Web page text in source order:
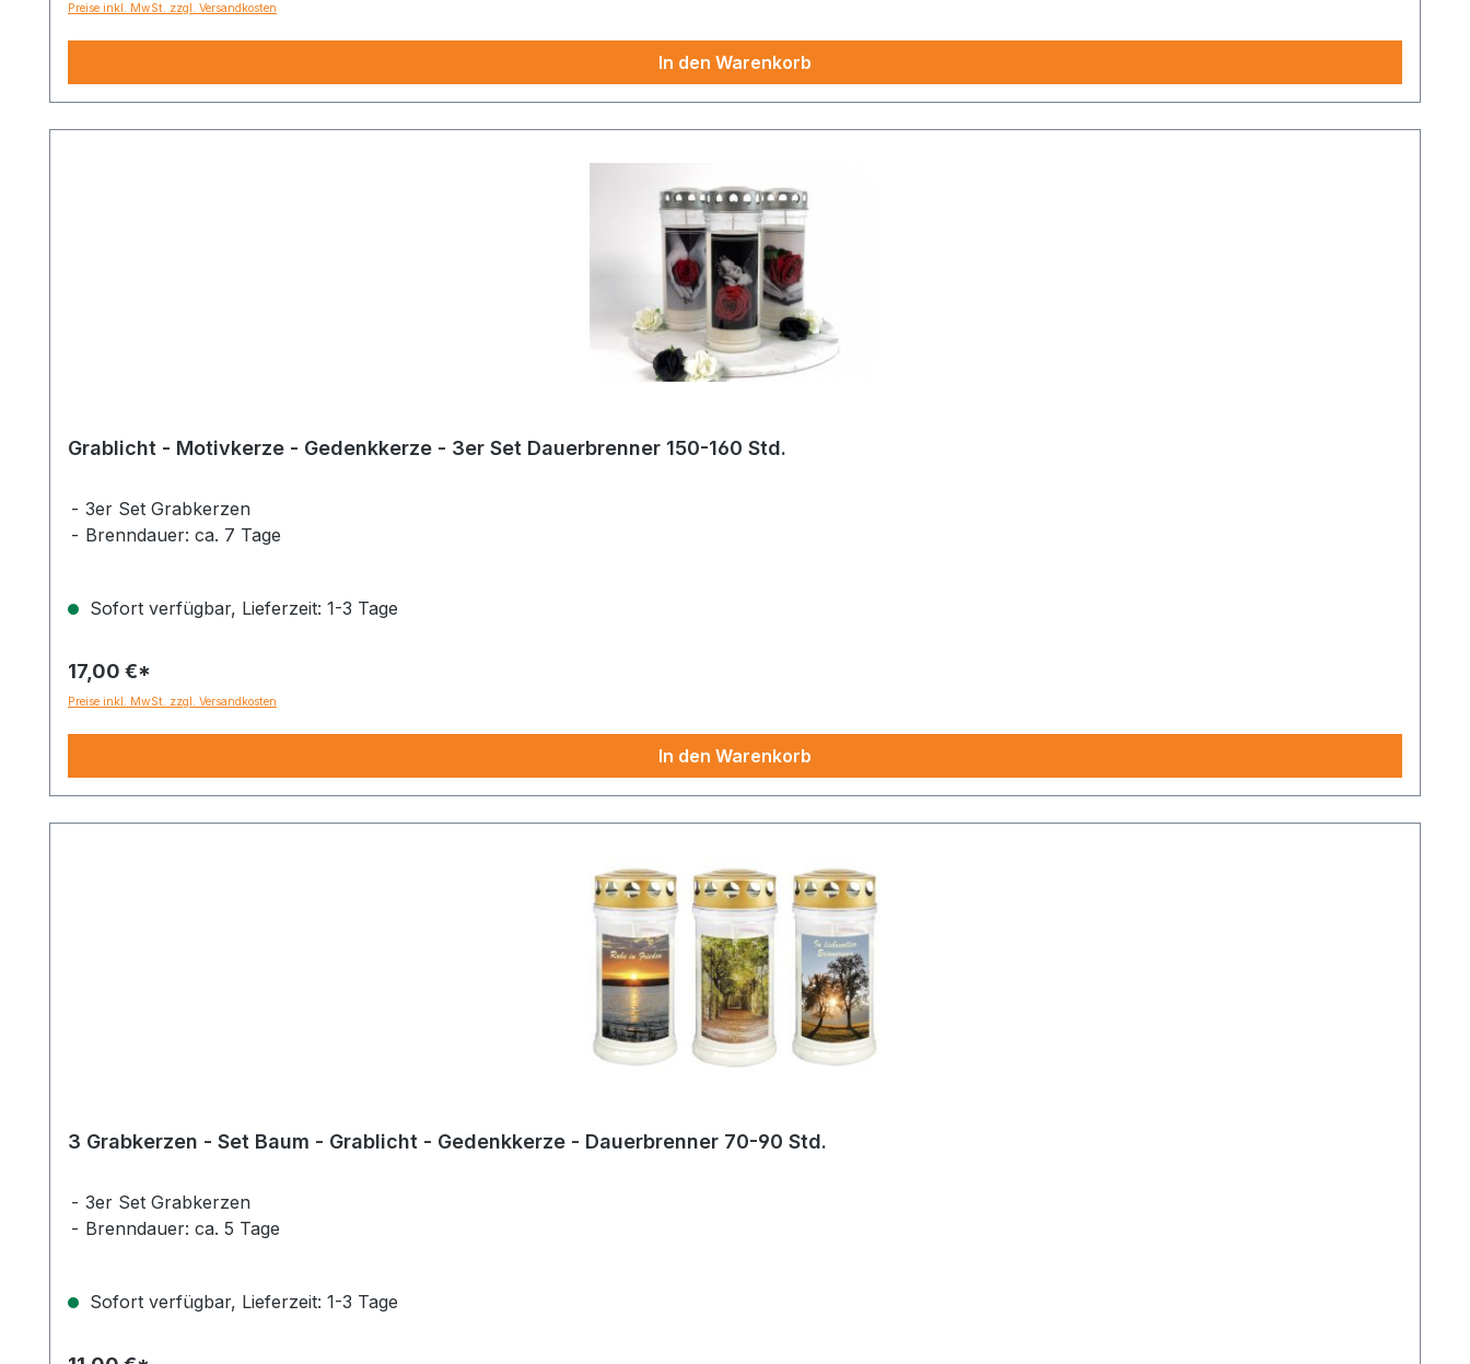
Preise inkl. MwSt. zzgl. Versandkosten
In den Warenkorb
Grablicht - Motivkerze - Gedenkkerze - 3er Set Dauerbrenner 150-160 Std.
3er Set Grabkerzen
Brenndauer: ca. 7 Tage
Sofort verfügbar, Lieferzeit: 1-3 Tage
17,00 €*
Preise inkl. MwSt. zzgl. Versandkosten
In den Warenkorb
3 Grabkerzen - Set Baum - Grablicht - Gedenkkerze - Dauerbrenner 70-90 Std.
3er Set Grabkerzen
Brenndauer: ca. 5 Tage
Sofort verfügbar, Lieferzeit: 1-3 Tage